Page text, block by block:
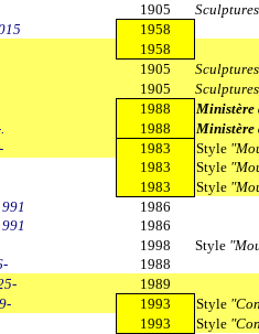
1905 Sculptures
1958
1958
1905 Sculptures
1905 Sculptures
1988
Ministère
1988
Ministère
1983 Style
1983 Style
1983 Style
1986
1986
1998 Style
1988
1989
1993 Style
1993 Style